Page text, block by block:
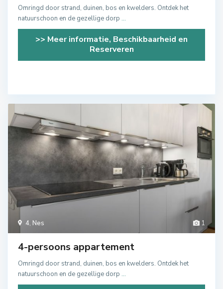
Omringd door strand, duinen, bos en kwelders. Ontdek het
natuurschoon en de gezellige dorp ...
>> Meer informatie, Beschikbaarheid en
Reserveren
1
4, Nes
4-persoons appartement
Omringd door strand, duinen, bos en kwelders. Ontdek het
natuurschoon en de gezellige dorp ...